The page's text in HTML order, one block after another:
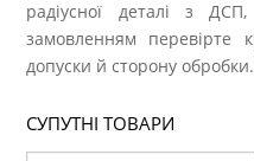
радіусної деталі з
замовленням перевірте
допуски й сторону обробки.
СУПУТНІ ТОВАРИ